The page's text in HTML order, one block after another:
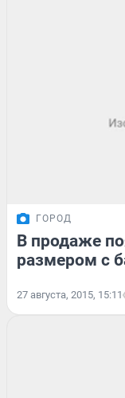
ГОРОД
В продаже
размером с
27 августа, 2015, 15:11